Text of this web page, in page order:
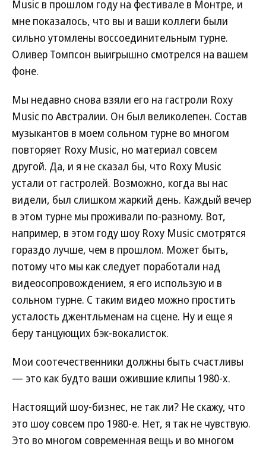
Music в прошлом году на фестивале в Монтре, и
мне показалось, что вы и ваши коллеги были
сильно утомлены воссоединительным турне.
Оливер Томпсон выигрышно смотрелся на вашем
фоне.
Мы недавно снова взяли его на гастроли Roxy
Music по Австралии. Он был великолепен. Состав
музыкантов в моем сольном турне во многом
повторяет Roxy Music, но материал совсем
другой. Да, и я не сказал бы, что Roxy Music
устали от гастролей. Возможно, когда вы нас
видели, был слишком жаркий день. Каждый вечер
в этом турне мы проживали по-разному. Вот,
например, в этом году шоу Roxy Music смотрятся
гораздо лучше, чем в прошлом. Может быть,
потому что мы как следует поработали над
видеосопровождением, я его использую и в
сольном турне. С таким видео можно простить
усталость джентльменам на сцене. Ну и еще я
беру танцующих бэк-вокалисток.
Мои соотечественники должны быть счастливы
— это как будто ваши ожившие клипы 1980-х.
Настоящий шоу-бизнес, не так ли? Не скажу, что
это шоу совсем про 1980-е. Нет, я так не чувствую.
Это во многом современная вещь и во многом